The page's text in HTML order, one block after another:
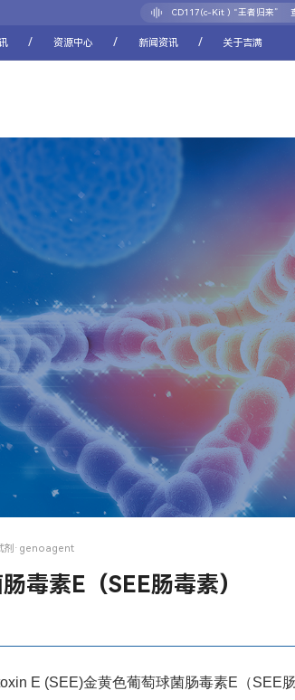
CD117(c-Kit ) “王者归来”
/ 资源中心 / 新闻资讯 / 关于吉满
剂·genoagent
毒素E（SEE肠毒素）
E (SEE)金黄色葡萄球菌肠毒素E（SEE